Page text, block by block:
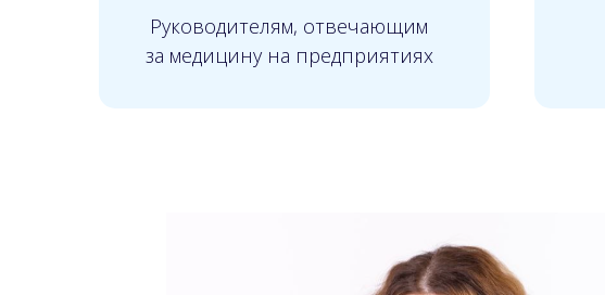
Руководителям, отвечающим
за медицину на предприятиях